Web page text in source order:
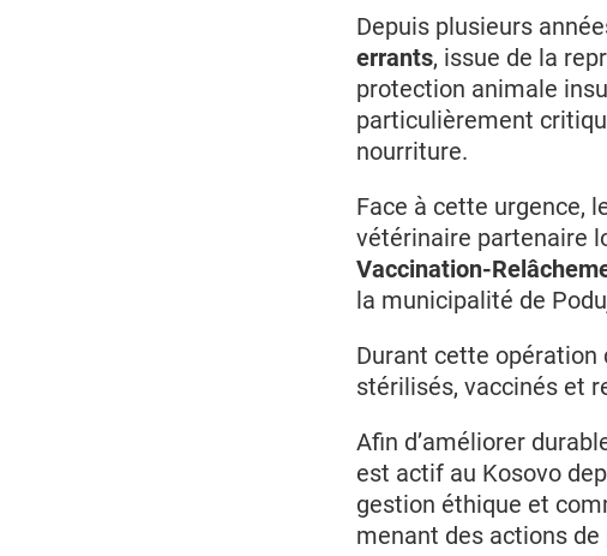
Depuis plusieurs
errants, issue de la
protection animale
particulièrement
nourriture.
Face à cette urgence,
vétérinaire partenaire
Vaccination-
la municipalité de
Durant cette opération
stérilisés, vaccinés et
Afin d’améliorer
est actif au Kosovo
gestion éthique et
menant des actions de